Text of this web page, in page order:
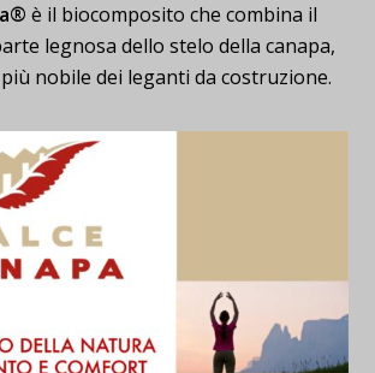
è il biocomposito che combina il
legnosa dello stelo della canapa,
nobile dei leganti da costruzione.